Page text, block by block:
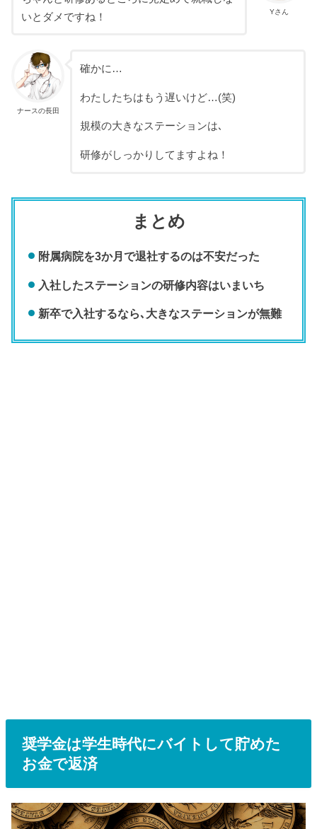
Yさん
いとダメですね！
ナースの長田
確かに…
わたしたちはもう遅いけど…(笑)
規模の大きなステーションは､
研修がしっかりしてますよね！
まとめ
附属病院を3か月で退社するのは不安だった
入社したステーションの研修内容はいまいち
新卒で入社するなら､大きなステーションが無難
奨学金は学生時代にバイトして貯めた
お金で返済